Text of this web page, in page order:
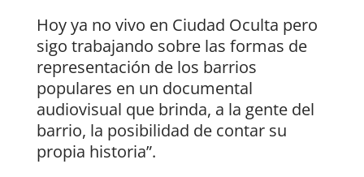
Hoy ya no vivo en Ciudad Oculta pero
sigo trabajando sobre las formas de
representación de los barrios
populares en un documental
audiovisual que brinda, a la gente del
barrio, la posibilidad de contar su
propia historia”.